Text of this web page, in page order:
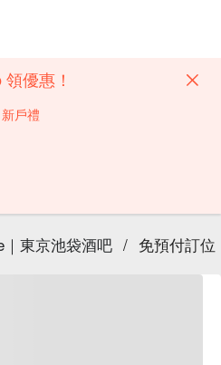
優惠！
戶禮
東京池袋酒吧 / 免預付訂位